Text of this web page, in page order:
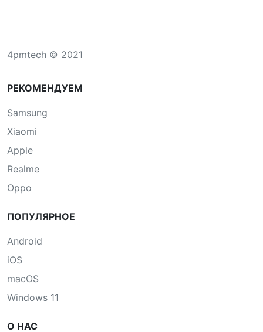
4pmtech © 2021
РЕКОМЕНДУЕМ
Samsung
Xiaomi
Apple
Realme
Oppo
ПОПУЛЯРНОЕ
Android
iOS
macOS
Windows 11
О НАС